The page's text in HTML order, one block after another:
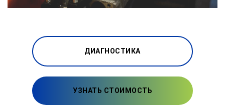
ДИАГНОСТИКА
УЗНАТЬ СТОИМОСТЬ